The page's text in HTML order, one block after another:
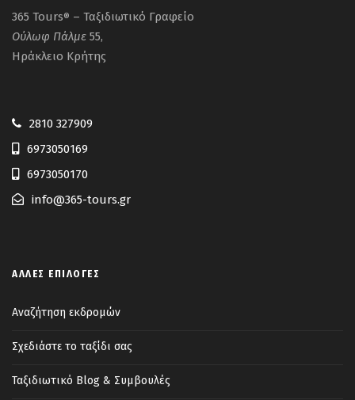
365 Tours® – Ταξιδιωτικό Γραφείο
Ούλωφ Πάλμε 55,
Ηράκλειο Κρήτης
2810 327909
6973050169
6973050170
info@365-tours.gr
ΆΛΛΕΣ ΕΠΙΛΟΓΈΣ
Αναζήτηση εκδρομών
Σχεδιάστε το ταξίδι σας
Ταξιδιωτικό Blog & Συμβουλές